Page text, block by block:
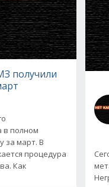
получили
в полном
за март. В
процедура
Как